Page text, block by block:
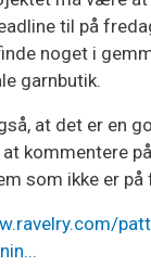
til på
noget i
garnbutik.
at det er en
kommentere
som ikke er på